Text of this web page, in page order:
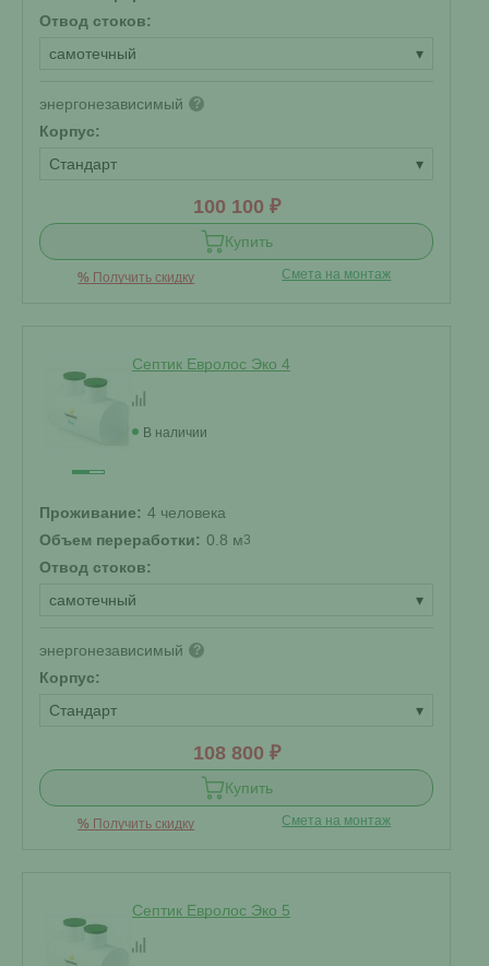
Отвод стоков:
самотечный
▾
энергонезависимый ?
Корпус:
Стандарт
▾
100 100 ₽
Купить
% Получить скидку Смета на монтаж
Септик Евролос Эко 4
В наличии
Проживание: 4 человека
Объем переработки: 0.8 м3
Отвод стоков:
самотечный
▾
энергонезависимый ?
Корпус:
Стандарт
▾
108 800 ₽
Купить
% Получить скидку Смета на монтаж
Септик Евролос Эко 5